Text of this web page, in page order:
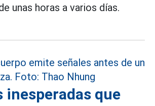
unas horas a varios días.
inesperadas que